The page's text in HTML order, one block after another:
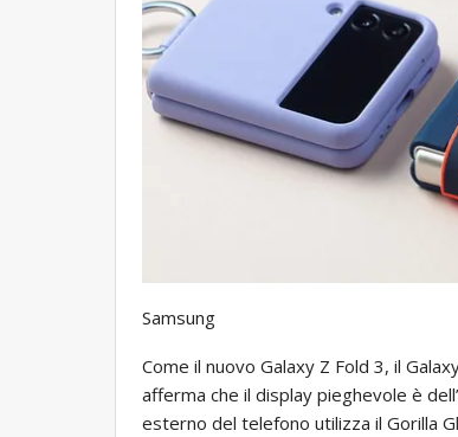
Samsung
Come il nuovo Galaxy Z Fold 3, il
afferma che il display pieghevole è
esterno del telefono utilizza il Gorilla